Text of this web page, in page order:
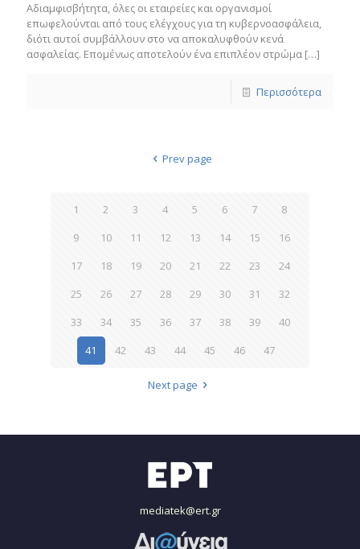
Αδιαμφισβήτητα, όλες οι εταιρείες και οργανισμοί
επωφελούνται από τους ελέγχους για τη κυβερνοασφάλεια,
διότι αυτοί συμβάλλουν στο να αποκαλυφθούν κενά
ασφαλείας. Επομένως αποτελούν ένα επιπλέον στρώμα […]
Περισσότερα
Prev page
1 2 3 4 5 6 7
8
9
10 11 12 13 14 15
16
17
18 19 20 21 22 23
24
25
26 27 28 29 30 31
32
33
34 35 36 37 38 39
40
41
42 43 44 45 46 47
Next page
mediatek@ert.gr